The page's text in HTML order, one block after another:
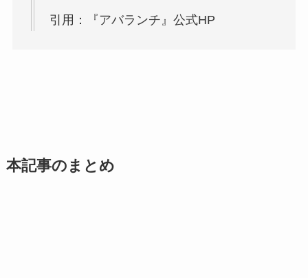
引用：『アバランチ』公式HP
本記事のまとめ